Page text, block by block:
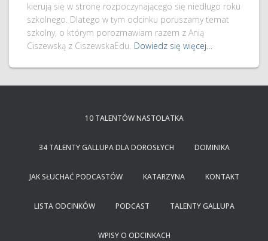
kierują się w stronę rozpoczynającego się niedługo roku
szkolnego. Dlatego w tym odcinku poruszamy temat
szkolny, o którym porozmawiam razem z Anią
Ciszewską z CiszewskaEdu. Dowiedz się więcej…
10 TALENTÓW NASTOLATKA
34 TALENTY GALLUPA DLA DOROSŁYCH DOMINIKA
JAK SŁUCHAĆ PODCASTÓW KATARZYNA KONTAKT
LISTA ODCINKÓW PODCAST TALENTY GALLUPA
WPISY O ODCINKACH